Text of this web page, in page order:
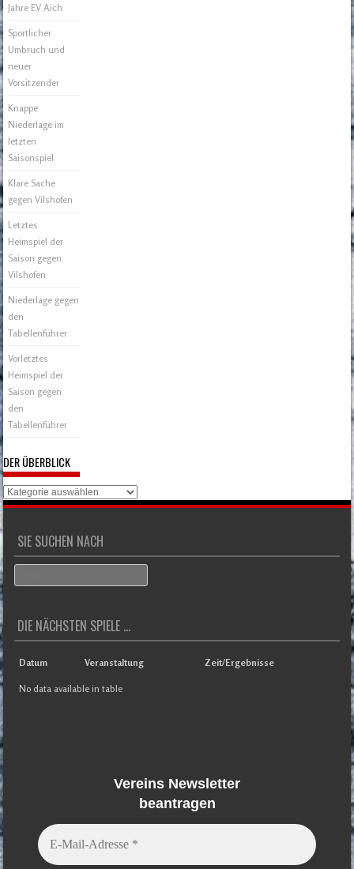
Jahre EV Aich
Sportlicher
Umbruch und
neuer
Vorsitzender
Knappe
Niederlage im
letzten
Saisonspiel
Klare Sache
gegen Vilshofen
Letztes
Heimspiel der
Saison gegen
Vilshofen
Niederlage gegen
den
Tabellenführer
Vorletztes
Heimspiel der
Saison gegen
den
Tabellenführer
DER ÜBERBLICK
Der
Überblick
SIE SUCHEN NACH
DIE NÄCHSTEN SPIELE ...
Datum Veranstaltung Zeit/Ergebnisse
No data available in table
Vereins Newsletter
beantragen